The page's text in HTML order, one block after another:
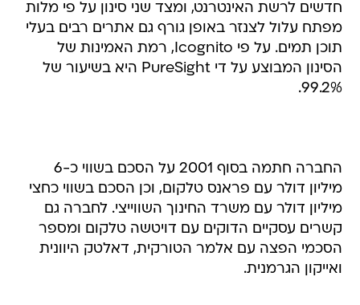
חדשים לרשת האינטרנט, ומצד שני סינון על פי מלות
מפתח עלול לצנזר באופן גורף גם אתרים רבים בעלי
תוכן תמים. על פי Icognito, רמת האמינות של
הסינון המבוצע על די PureSight היא בשיעור של
99.2%.
החברה חתמה בסוף 2001 על הסכם בשווי כ-6
מיליון דולר עם פראנס טלקום, וכן הסכם בשווי כחצי
מיליון דולר עם משרד החינוך השווייצי. לחברה גם
קשרים עסקיים הדוקים עם דויטשה טלקום ומספר
הסכמי הפצה עם אלמר הטורקית, דאלטק היוונית
ואייקון הגרמנית.